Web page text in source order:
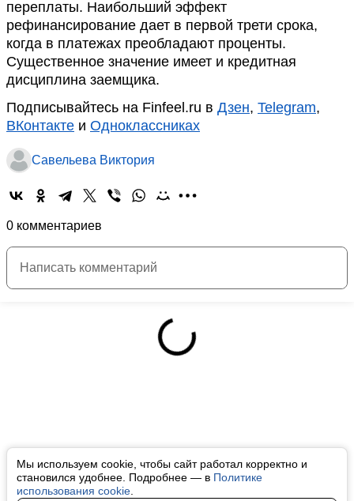
Мы используем cookie, чтобы сайт работал корректно и
становился удобнее. Подробнее — в Политике
использования cookie
переплаты. Наибольший эффект
рефинансирование дает в первой трети срока,
когда в платежах преобладают проценты.
Существенное значение имеет и кредитная
дисциплина заемщика.
Подписывайтесь на Finfeel.ru в Дзен, Telegram,
ВКонтакте и Одноклассниках
Савельева Виктория
0 комментариев